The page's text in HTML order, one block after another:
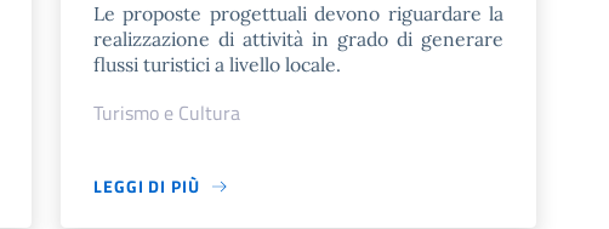
Le proposte progettuali devono riguardare la
realizzazione di attività in grado di generare
flussi turistici a livello locale.
Turismo e Cultura
LEGGI DI PIÙ